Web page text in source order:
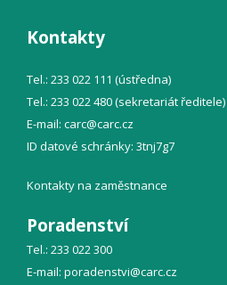
Kontakty
Tel.: 233 022 111 (ústředna)
Tel.: 233 022 480 (sekretariát ředitele)
E-mail: carc@carc.cz
ID datové schránky: 3tnj7g7
Kontakty na zaměstnance
Poradenství
Tel.: 233 022 300
E-mail: poradenstvi@carc.cz